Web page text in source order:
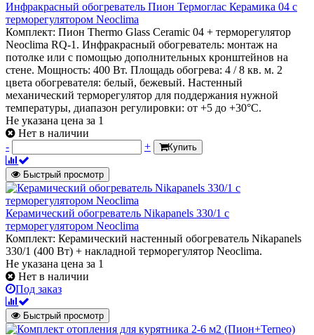
Инфракрасный обогреватель Пион Термоглас Керамика 04 с
терморегулятором Neoclima
Комплект: Пион Thermo Glass Ceramic 04 + терморегулятор
Neoclima RQ-1. Инфракрасный обогреватель: монтаж на
потолке или с помощью дополнительных кронштейнов на
стене. Мощность: 400 Вт. Площадь обогрева: 4 / 8 кв. м. 2
цвета обогревателя: белый, бежевый. Настенный
механический терморегулятор для поддержания нужной
температуры, диапазон регулировки: от +5 до +30°С.
Не указана цена за 1
Нет в наличии
-
+ Купить
Быстрый просмотр
Керамический обогреватель Nikapanels 330/1 с
терморегулятором Neoclima
Комплект: Керамический настенный обогреватель Nikapanels
330/1 (400 Вт) + накладной терморегулятор Neoclima.
Не указана цена за 1
Нет в наличии
Под заказ
Быстрый просмотр